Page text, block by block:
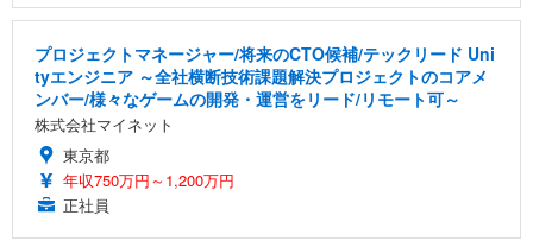
プロジェクトマネージャー/将来のCTO候補/テックリード Uni
tyエンジニア ～全社横断技術課題解決プロジェクトのコアメ
ンバー/様々なゲームの開発・運営をリード/リモート可～
株式会社マイネット
東京都
年収750万円～1,200万円
正社員